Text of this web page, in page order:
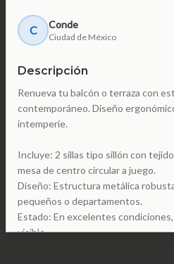
C Conde
Ciudad de México
Descripción
Renueva tu balcón o terraza con
contemporáneo. Diseño
intemperie.
Incluye: 2 sillas tipo sillón con
mesa de centro circular a juego.
Diseño: Estructura metálica
pequeños o departamentos.
Estado: En excelentes
visible.